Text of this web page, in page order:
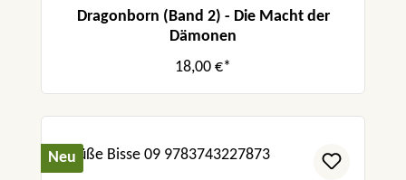
Dragonborn (Band 2) - Die Macht der
Dämonen
18,00 €*
Neu